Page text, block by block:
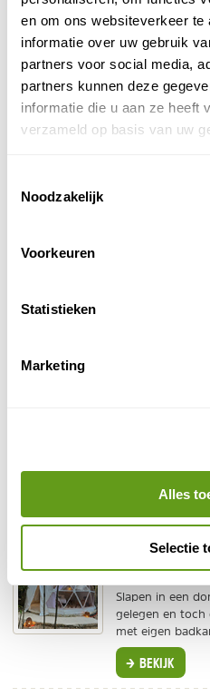
en om ons websiteverkeer
informatie over uw gebruik
partners voor social media,
partners kunnen deze
informatie die u aan ze heeft
verzameld op basis van uw
Noodzakelijk
Voorkeuren
Statistieken
Marketing
Alles
Selectie
BEKIJK
Booking.com -
Individuele reis
Yoga retreat en
aan zee die
In dit hotel ten
Relaxen bij
Het kan
Booking.com -
Individuele reis
Slapen in een
gelegen en toch
met eigen
BEKIJK